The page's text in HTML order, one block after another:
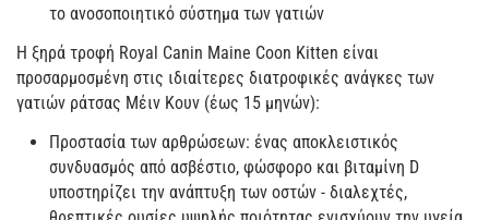
το ανοσοποιητικό σύστημα των γατιών
Η ξηρά τροφή Royal Canin Maine Coon Kitten είναι
προσαρμοσμένη στις ιδιαίτερες διατροφικές ανάγκες των
γατιών ράτσας Μέιν Κουν (έως 15 μηνών):
Προστασία των αρθρώσεων: ένας αποκλειστικός
συνδυασμός από ασβέστιο, φώσφορο και βιταμίνη D
υποστηρίζει την ανάπτυξη των οστών - διαλεχτές,